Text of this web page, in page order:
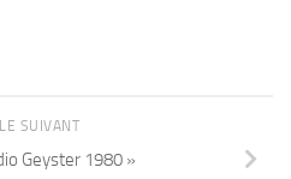
SUIVANT
Geyster 1980 »